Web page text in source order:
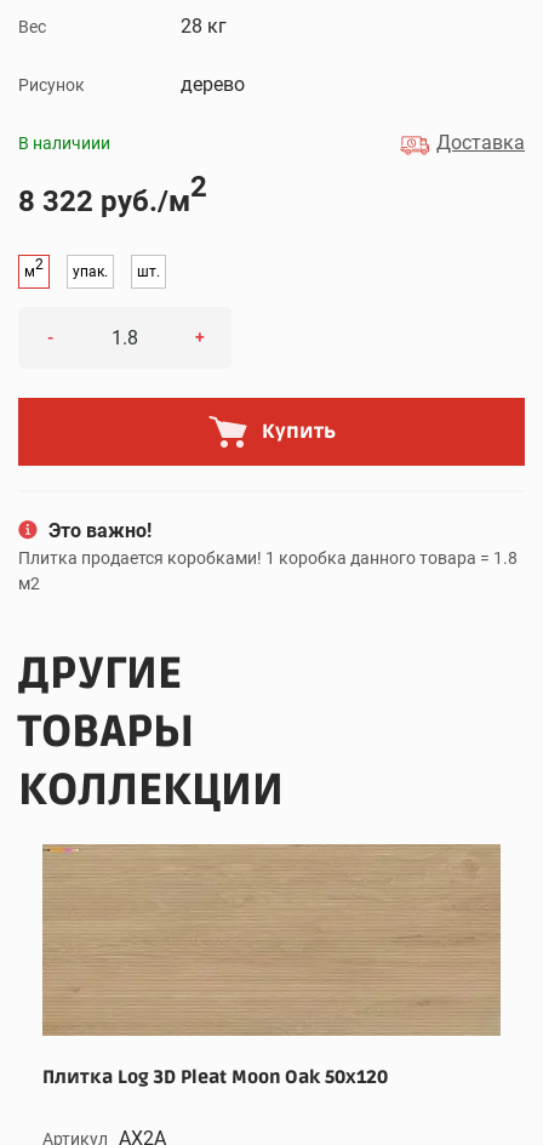
Вес 28 кг
Рисунок дерево
В наличиии Доставка
8 322 руб./м2
м2 упак. шт.
- +
Купить
Это важно!
Плитка продается коробками! 1 коробка данного товара = 1.8
м2
ДРУГИЕ
ТОВАРЫ
КОЛЛЕКЦИИ
Плитка Log 3D Pleat Moon Oak 50x120
Артикул AX2A